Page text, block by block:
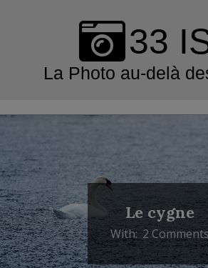
33
La Photo au-delà
Primary
Menu
Le cygne
With: 2 Comments